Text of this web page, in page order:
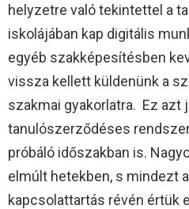
helyzetre való tekintettel a
iskolájában kap digitális
egyéb szakképesítésben
vissza kellett küldenünk a
szakmai gyakorlatra. Ez azt
tanulószerződéses
próbáló időszakban is.
elmúlt hetekben, s mindezt
kapcsolattartás révén értük